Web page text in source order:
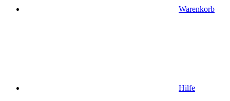
Warenkorb
Hilfe